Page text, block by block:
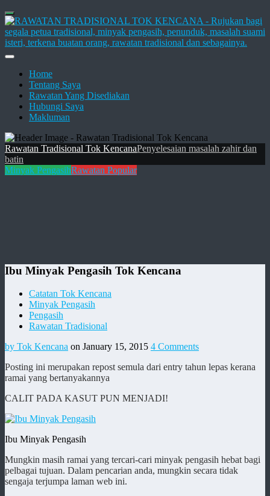
Home
Tentang Saya
Rawatan Yang Disediakan
Hubungi Saya
Makluman
Rawatan Tradisional Tok KencanaPenyelesaian masalah zahir dan
batin
Minyak PengasihRawatan Popular
Ibu Minyak Pengasih Tok Kencana
Catatan Tok Kencana
Minyak Pengasih
Pengasih
Rawatan Tradisional
by Tok Kencana on January 15, 2015 4 Comments
Posting ini merupakan repost semula dari entry tahun lepas kerana
ramai yang bertanyakannya
CALIT PADA KASUT PUN MENJADI!
Ibu Minyak Pengasih
Mungkin masih ramai yang tercari-cari minyak pengasih hebat bagi
pelbagai tujuan. Dalam pencarian anda, mungkin secara tidak
sengaja terjumpa laman web ini.